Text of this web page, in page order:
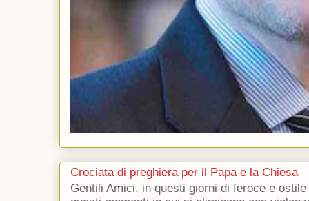
Crociata di preghiera per il Papa e la Chiesa
Gentili Amici, in questi giorni di feroce e